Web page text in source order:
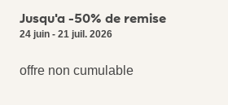
Jusqu'a -50% de remise
24 juin - 21 juil. 2026
offre non cumulable